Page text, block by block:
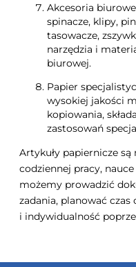
Akcesoria
spinacze, klipy,
tasowacze,
narzędzia i
biurowej.
Papier
wysokiej jakości
kopiowania,
zastosowań
Artykuły papiernicze
codziennej pracy,
możemy prowadzić
zadania, planować
i indywidualność